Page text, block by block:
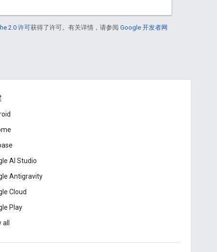
2.0 许可获得了许可。有关详情，请参阅 Google 开发者网
AI Studio
Antigravity
Cloud
Play